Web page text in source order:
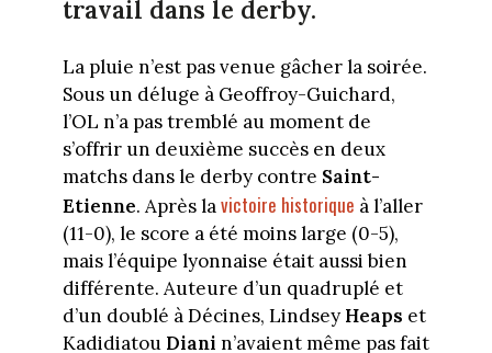
travail dans le derby.
La pluie n’est pas venue gâcher la soirée.
Sous un déluge à Geoffroy-Guichard,
l’OL n’a pas tremblé au moment de
s’offrir un deuxième succès en deux
matchs dans le derby contre Saint-
Etienne. Après lavictoire historique à l’aller
(11-0), le score a été moins large (0-5),
mais l’équipe lyonnaise était aussi bien
différente. Auteure d’un quadruplé et
d’un doublé à Décines, Lindsey Heaps et
Kadidiatou Diani n’avaient même pas fait